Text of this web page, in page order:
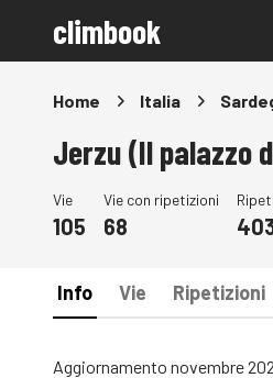
climbook
Home Italia
Jerzu (Il palazzo
Vie
105
Vie con ripetizioni
68
Info Vie Ripetizioni
Aggiornamento novembre